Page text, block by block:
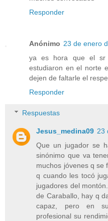
Responder
Anónimo 23 de enero
ya es hora que el sr
estudiaron en el norte
dejen de faltarle el
Responder
Respuestas
Jesus_medina09 23
Que un jugador se
sinónimo que va
muchos jóvenes q se
q cuando les tocó
jugadores del
de Caraballo, hay q
capaz, pero en
profesional su